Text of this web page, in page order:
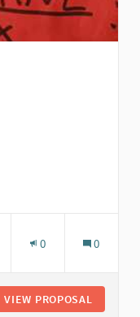
0 0
VIEW PROPOSAL